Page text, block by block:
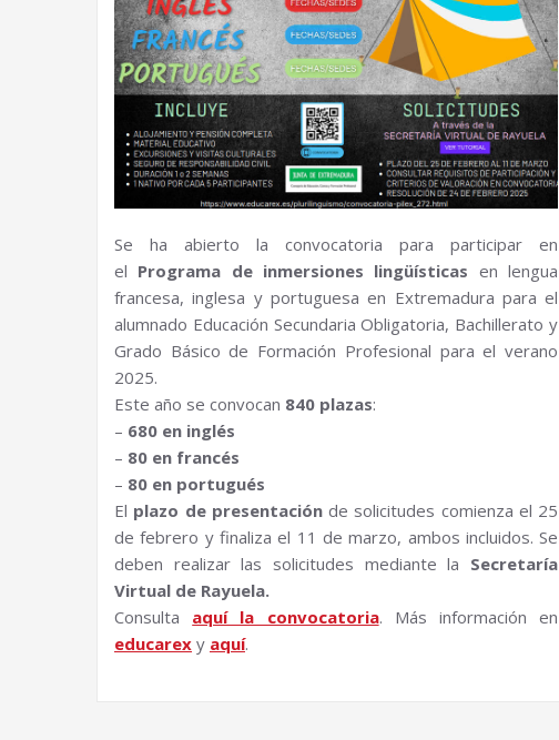
Se ha abierto la convocatoria para participar en
el Programa de inmersiones lingüísticas en lengua
francesa, inglesa y portuguesa en Extremadura para el
alumnado Educación Secundaria Obligatoria, Bachillerato y
Grado Básico de Formación Profesional para el verano
2025.
Este año se convocan 840 plazas:
– 680 en inglés
– 80 en francés
– 80 en portugués
El plazo de presentaciónde solicitudes comienza el 25
de febrero y finaliza el 11 de marzo, ambos incluidos. Se
deben realizar las solicitudes mediante la Secretaría
Virtual de Rayuela.
Consulta aquí la convocatoria. Más información en
educarex y aquí.